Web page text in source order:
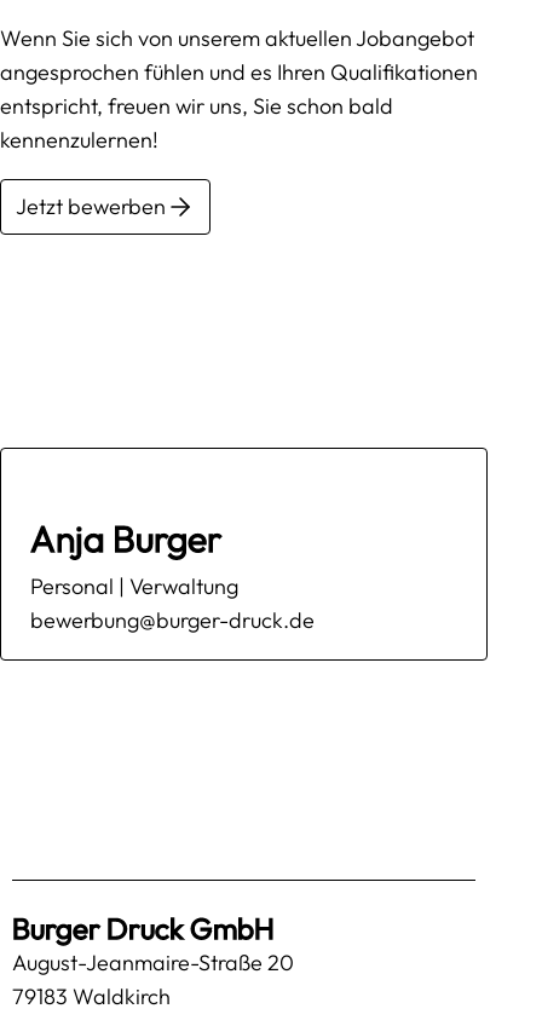
Wenn Sie sich von unserem aktuellen Jobangebot
angesprochen fühlen und es Ihren Qualifikationen
entspricht, freuen wir uns, Sie schon bald
kennenzulernen!
Jetzt bewerben
Anja Burger
Personal | Verwaltung
bewerbung@burger-druck.de
Burger Druck GmbH
August-Jeanmaire-Straße 20
79183 Waldkirch